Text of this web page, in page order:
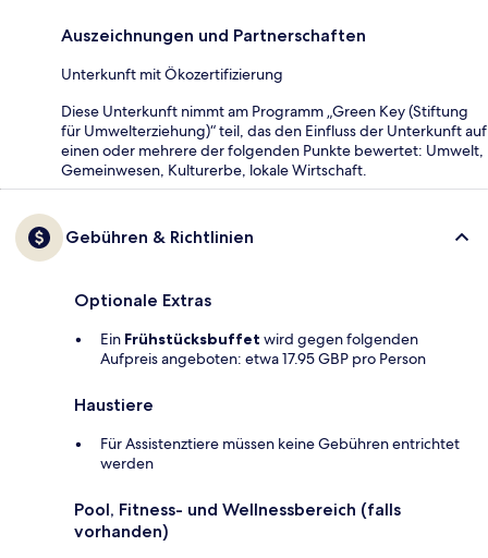
Auszeichnungen und Partnerschaften
Unterkunft mit Ökozertifizierung
Diese Unterkunft nimmt am Programm „Green Key (Stiftung
für Umwelterziehung)“ teil, das den Einfluss der Unterkunft auf
einen oder mehrere der folgenden Punkte bewertet: Umwelt,
Gemeinwesen, Kulturerbe, lokale Wirtschaft.
Gebühren & Richtlinien
Optionale Extras
Ein Frühstücksbuffet wird gegen folgenden
Aufpreis angeboten: etwa 17.95 GBP pro Person
Haustiere
Für Assistenztiere müssen keine Gebühren entrichtet
werden
Pool, Fitness- und Wellnessbereich (falls
vorhanden)